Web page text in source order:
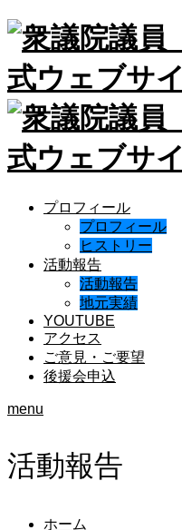
プロフィール
プロフィール
ヒストリー
活動報告
活動報告
地元実績
YOUTUBE
アクセス
ご意見・ご要望
後援会申込
menu
活動報告
ホーム